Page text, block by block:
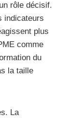
rôle décisif.
indicateurs
plus
comme
du
la taille
La